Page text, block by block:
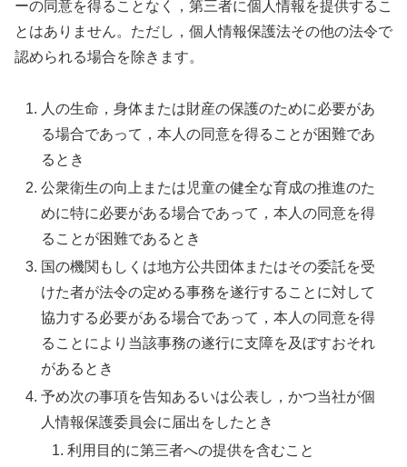
ーの同意を得ることなく，第三者に個人情報を提供するこ
とはありません。ただし，個人情報保護法その他の法令で
認められる場合を除きます。
人の生命，身体または財産の保護のために必要があ
る場合であって，本人の同意を得ることが困難であ
るとき
公衆衛生の向上または児童の健全な育成の推進のた
めに特に必要がある場合であって，本人の同意を得
ることが困難であるとき
国の機関もしくは地方公共団体またはその委託を受
けた者が法令の定める事務を遂行することに対して
協力する必要がある場合であって，本人の同意を得
ることにより当該事務の遂行に支障を及ぼすおそれ
があるとき
予め次の事項を告知あるいは公表し，かつ当社が個
人情報保護委員会に届出をしたとき
利用目的に第三者への提供を含むこと